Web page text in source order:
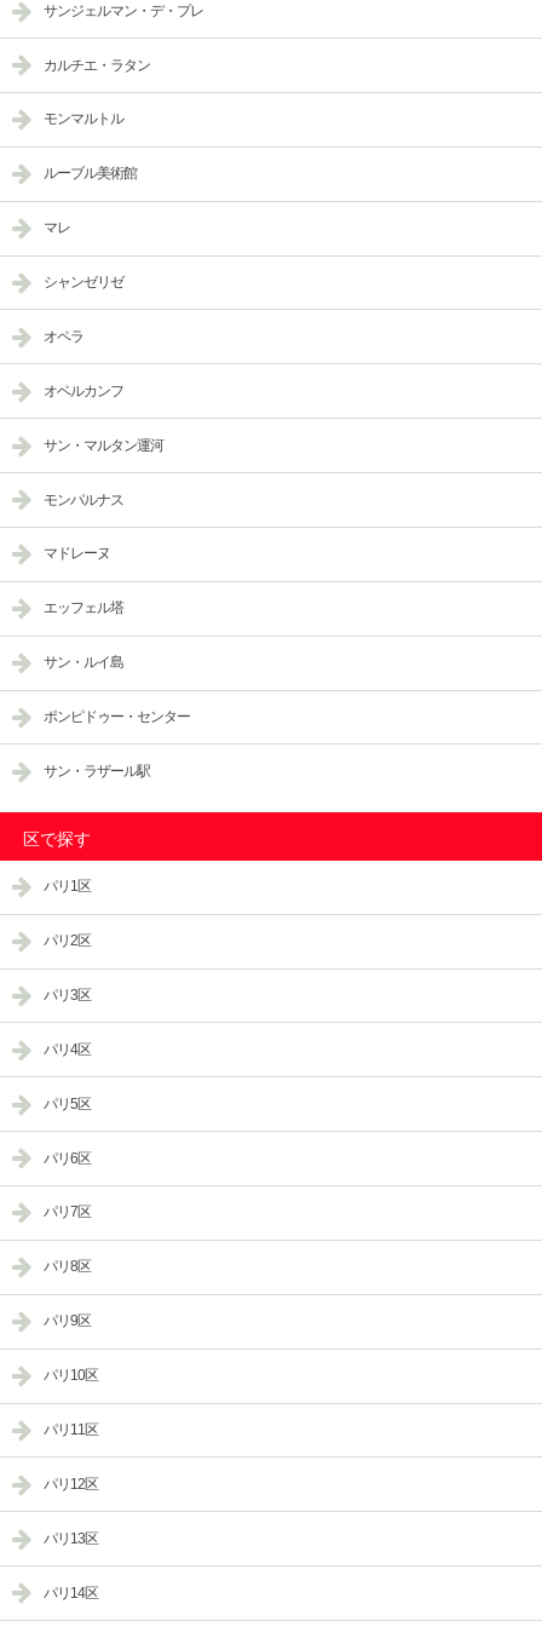
サンジェルマン・デ・プレ
カルチエ・ラタン
モンマルトル
ルーブル美術館
マレ
シャンゼリゼ
オペラ
オベルカンフ
サン・マルタン運河
モンパルナス
マドレーヌ
エッフェル塔
サン・ルイ島
ポンピドゥー・センター
サン・ラザール駅
区で探す
パリ1区
パリ2区
パリ3区
パリ4区
パリ5区
パリ6区
パリ7区
パリ8区
パリ9区
パリ10区
パリ11区
パリ12区
パリ13区
パリ14区